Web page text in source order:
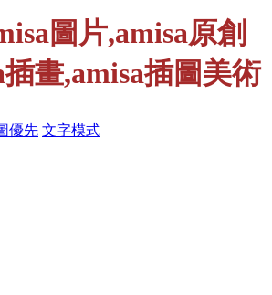
圖片,amisa原創
插畫,amisa插圖美術
優先 文字模式